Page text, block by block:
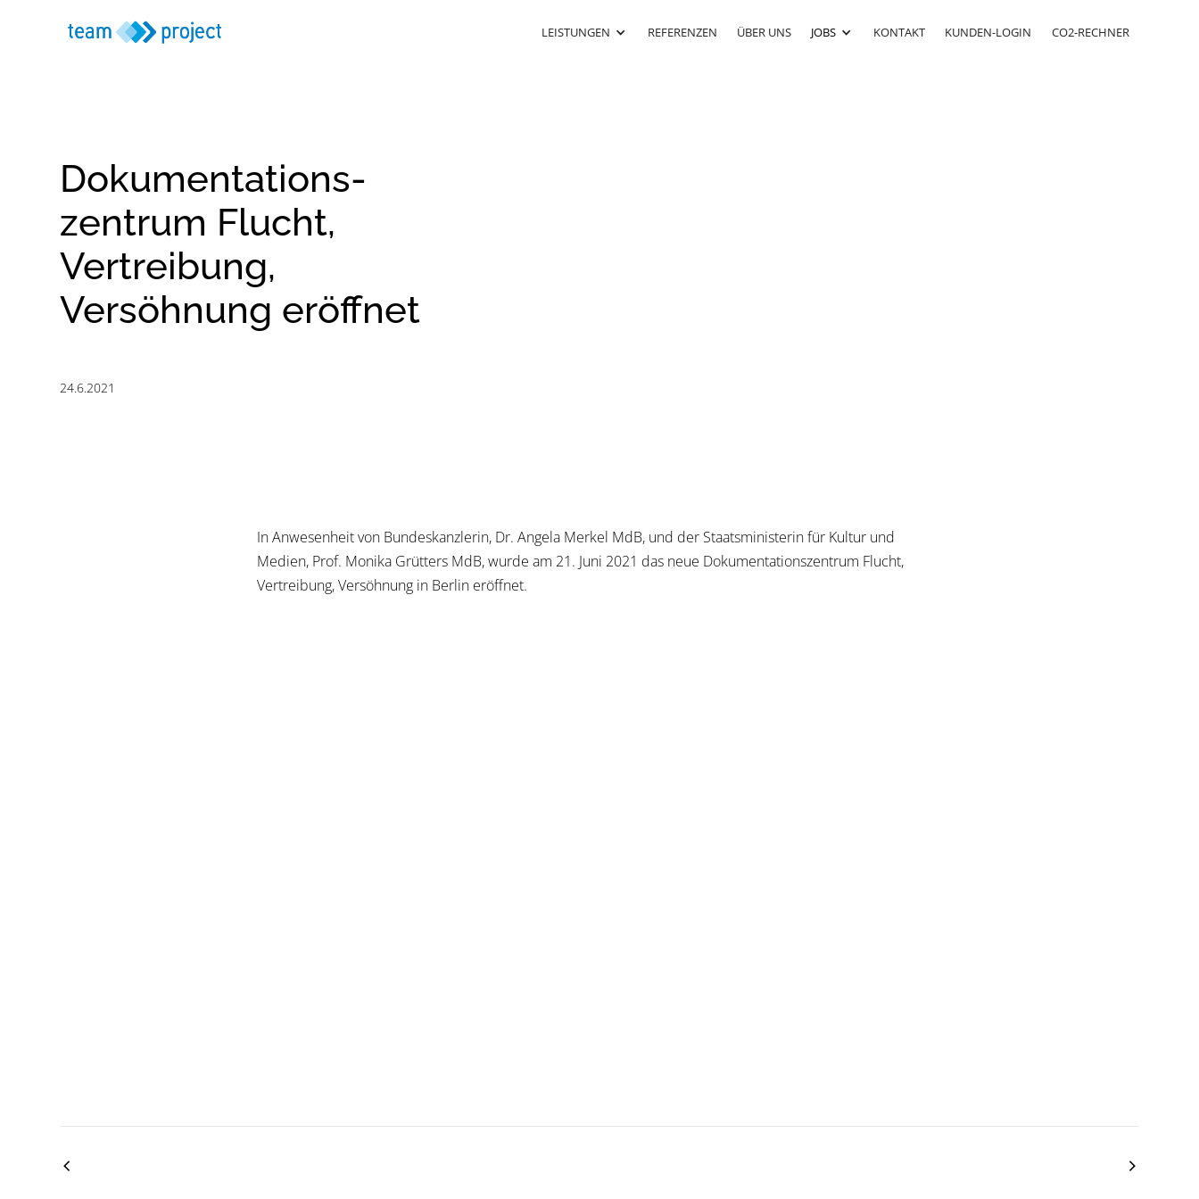
LEISTUNGEN REFERENZEN ÜBER UNS JOBS KONTAKT KUNDEN-LOGIN CO2-RECHNER
Dokumen­tations­
zentrum Flucht,
Vertreibung,
Versöhnung eröffnet
24.6.2021
In Anwesenheit von Bundeskanzlerin, Dr. Angela Merkel MdB, und der Staatsministerin für Kultur und
Medien, Prof. Monika Grütters MdB, wurde am 21. Juni 2021 das neue Dokumentationszentrum Flucht,
Vertreibung, Versöhnung in Berlin eröffnet.